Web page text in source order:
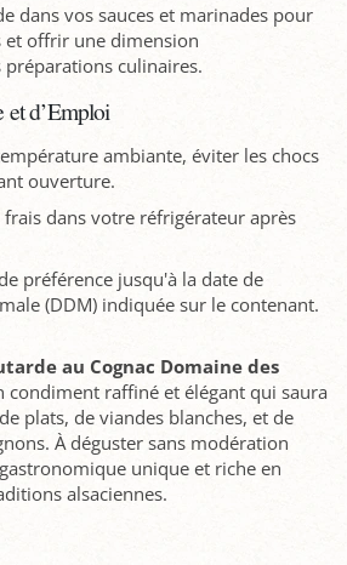
dans vos sauces et marinades pour
et offrir une dimension
culinaires.
et d’Emploi
ambiante, éviter les chocs
ouverture.
frais dans votre réfrigérateur après
préférence jusqu'à la date de
(DDM) indiquée sur le contenant.
au Cognac Domaine des
condiment raffiné et élégant qui saura
plats, de viandes blanches, et de
À déguster sans modération
unique et riche en
alsaciennes.